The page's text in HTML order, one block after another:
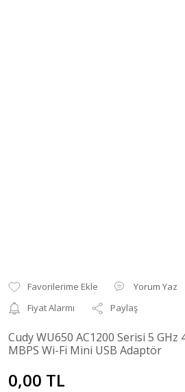
Yorum Yaz
Fiyat Alarmı
Paylaş
Cudy WU650 AC1200 Serisi 5 GHz
MBPS Wi-Fi Mini USB Adaptör
0,00 TL